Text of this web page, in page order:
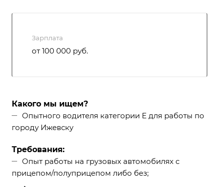
Зарплата
от 100 000 руб.
Какого мы ищем?
Опытного водителя категории Е для работы по
городу Ижевску
Требования:
Опыт работы на грузовых автомобилях с
прицепом/полуприцепом либо без;